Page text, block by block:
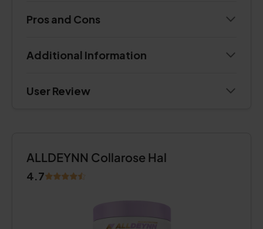
Pros and Cons
Additional Information
User Review
ALLDEYNN Collarose Hal
4.7